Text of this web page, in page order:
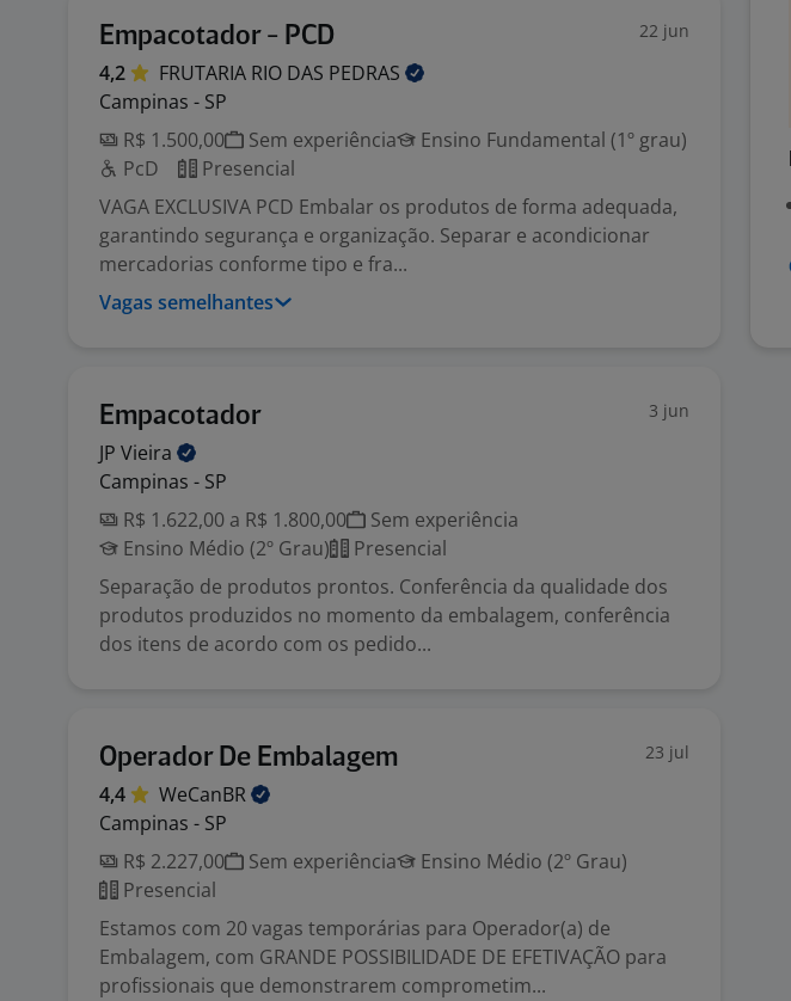
Empacotador - PCD 22 jun
4,2 FRUTARIA RIO DAS PEDRAS
Campinas - SP
R$ 1.500,00
Sem experiência
Ensino Fundamental (1º grau)
PcD
Presencial
VAGA EXCLUSIVA PCD Embalar os produtos de forma adequada,
garantindo segurança e organização. Separar e acondicionar
mercadorias conforme tipo e fra...
Vagas semelhantes
Empacotador 3 jun
JP Vieira
Campinas - SP
R$ 1.622,00 a R$ 1.800,00
Sem experiência
Ensino Médio (2º Grau)
Presencial
Separação de produtos prontos. Conferência da qualidade dos
produtos produzidos no momento da embalagem, conferência
dos itens de acordo com os pedido...
Operador De Embalagem 23 jul
4,4
WeCanBR
Campinas - SP
R$ 2.227,00
Sem experiência
Ensino Médio (2º Grau)
Presencial
Estamos com 20 vagas temporárias para Operador(a) de
Embalagem, com GRANDE POSSIBILIDADE DE EFETIVAÇÃO para
profissionais que demonstrarem comprometim...